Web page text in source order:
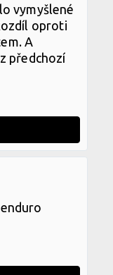
vymyšlené
oproti
A
předchozí